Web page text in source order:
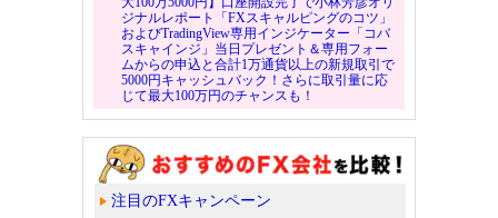
ジナルレポート「FXスキャルピングのコツ」
およびTradingView専用インジケーター「コバ
スキャインジ」当日プレゼント＆専用フォー
ムからの申込と合計1万通貨以上の新規取引で
5000円キャッシュバック！さらに取引量に応
じて最大100万円のチャンスも！
注目のFXキャンペーン